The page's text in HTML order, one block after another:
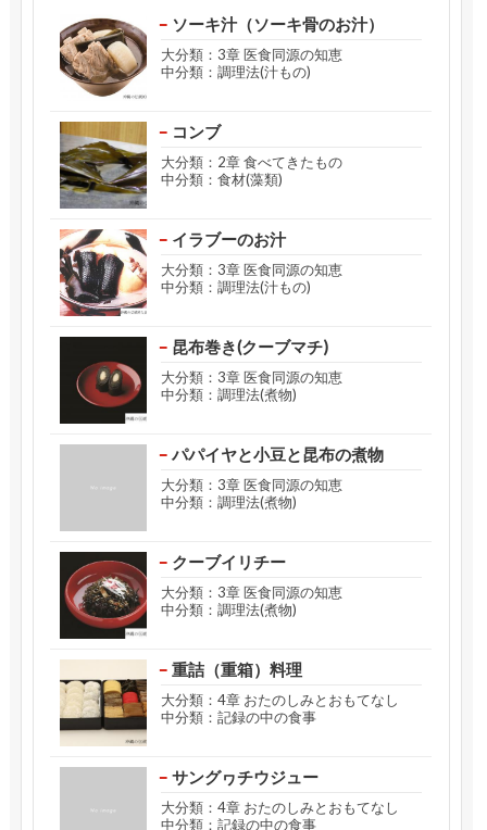
ソーキ汁（ソーキ骨のお汁）
大分類：3章 医食同源の知恵
中分類：調理法(汁もの)
コンブ
大分類：2章 食べてきたもの
中分類：食材(藻類)
イラブーのお汁
大分類：3章 医食同源の知恵
中分類：調理法(汁もの)
昆布巻き(クーブマチ)
大分類：3章 医食同源の知恵
中分類：調理法(煮物)
パパイヤと小豆と昆布の煮物
大分類：3章 医食同源の知恵
中分類：調理法(煮物)
クーブイリチー
大分類：3章 医食同源の知恵
中分類：調理法(煮物)
重詰（重箱）料理
大分類：4章 おたのしみとおもてなし
中分類：記録の中の食事
サングヮチウジュー
大分類：4章 おたのしみとおもてなし
中分類：記録の中の食事